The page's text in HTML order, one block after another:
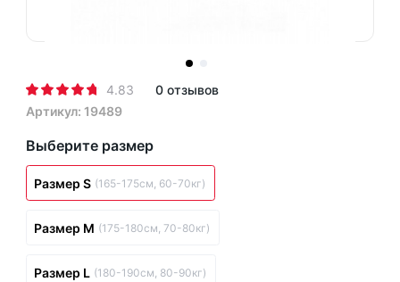
4.83
0 отзывов
Артикул: 19489
Выберите размер
Размер S (165-175см, 60-70кг)
Размер M (175-180см, 70-80кг)
Размер L (180-190см, 80-90кг)